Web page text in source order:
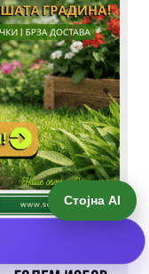
Стојна AI